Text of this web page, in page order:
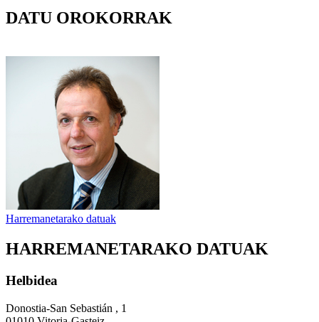
DATU OROKORRAK
Harremanetarako datuak
HARREMANETARAKO DATUAK
Helbidea
Donostia-San Sebastián , 1